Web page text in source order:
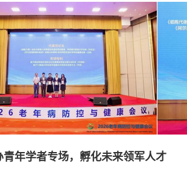
青年学者专场，孵化未来领军人才